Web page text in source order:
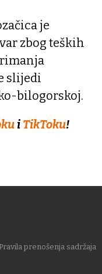
je
zbog teških
slijedi
bilogorskoj.
i TikToku!
Pravila prenošenja sadržaja